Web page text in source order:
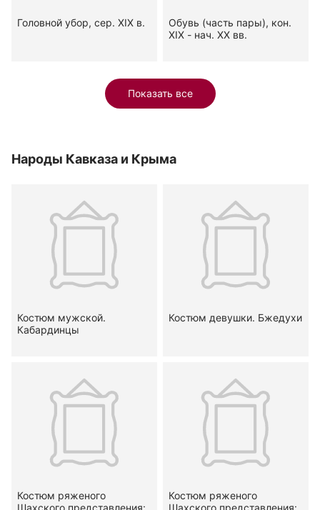
Головной убор, сер. XIX в.
Обувь (часть пары), кон.
XIX - нач. ХХ вв.
Показать все
Народы Кавказа и Крыма
Костюм мужской.
Кабардинцы
Костюм девушки. Бжедухи
Костюм ряженого
Шахского представления:
Костюм ряженого
Шахского представления: